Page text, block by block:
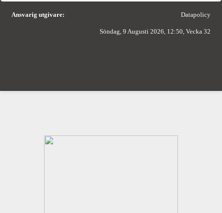
Ansvarig utgivare: Datapolicy
Söndag, 9 Augusti 2026, 12:50, Vecka 32